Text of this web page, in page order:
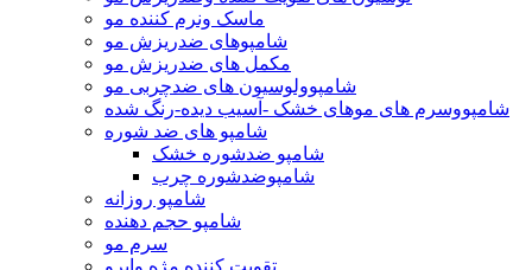
ماسک ونرم کننده مو
شامپوهای ضدریزش مو
مکمل های ضدریزش مو
شامپوولوسیون های ضدچربی مو
شامپووسرم های موهای خشک -آسیب دیده-رنگ شده
شامپو های ضد شوره
شامپو ضدشوره خشک
شامپوضدشوره چرب
شامپو روزانه
شامپو حجم دهنده
سرم مو